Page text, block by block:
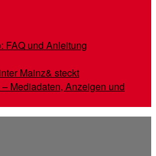
FAQ und Anleitung
Mainz& steckt
Mediadaten, Anzeigen und